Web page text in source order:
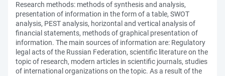
Research methods: methods of synthesis and analysis,
presentation of information in the form of a table, SWOT
analysis, PEST analysis, horizontal and vertical analysis of
financial statements, methods of graphical presentation of
information. The main sources of information are: Regulatory
legal acts of the Russian Federation, scientific literature on the
topic of research, modern articles in scientific journals, studies
of international organizations on the topic. As a result of the